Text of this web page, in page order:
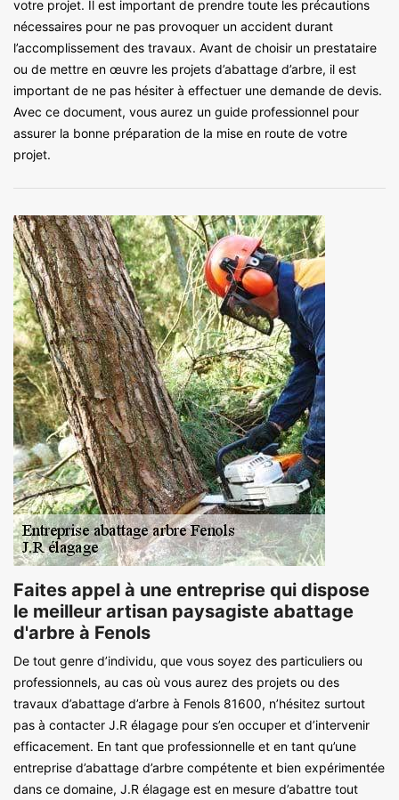
votre projet. Il est important de prendre toute les précautions
nécessaires pour ne pas provoquer un accident durant
l’accomplissement des travaux. Avant de choisir un prestataire
ou de mettre en œuvre les projets d’abattage d’arbre, il est
important de ne pas hésiter à effectuer une demande de devis.
Avec ce document, vous aurez un guide professionnel pour
assurer la bonne préparation de la mise en route de votre
projet.
Faites appel à une entreprise qui dispose
le meilleur artisan paysagiste abattage
d'arbre à Fenols
De tout genre d’individu, que vous soyez des particuliers ou
professionnels, au cas où vous aurez des projets ou des
travaux d’abattage d’arbre à Fenols 81600, n’hésitez surtout
pas à contacter J.R élagage pour s’en occuper et d’intervenir
efficacement. En tant que professionnelle et en tant qu’une
entreprise d’abattage d’arbre compétente et bien expérimentée
dans ce domaine, J.R élagage est en mesure d’abattre tout